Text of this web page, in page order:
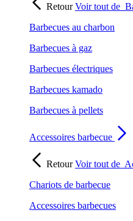
RetourVoir tout de
Barbecues au charbon
Barbecues à gaz
Barbecues électriques
Barbecues kamado
Barbecues à pellets
Accessoires barbecue
RetourVoir tout de
Chariots de barbecue
Accessoires barbecues